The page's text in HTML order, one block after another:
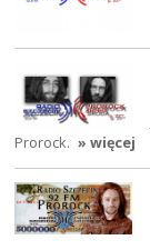
Prorock. » więcej